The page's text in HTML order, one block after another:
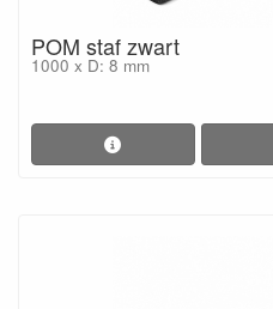
POM staf zwart
1000 x D: 8 mm